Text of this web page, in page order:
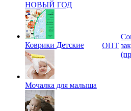
НОВЫЙ ГОД
Коврики Детские
Мочалка для малыша
ОПТ